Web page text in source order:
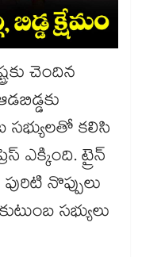
చెందిన
సభ్యులతో కలిసి
ఎక్కింది. ట్రైన్​
నొప్పులు
సభ్యులు